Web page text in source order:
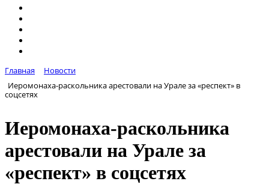
Главная
Новости
Иеромонаха-раскольника арестовали на Урале за «респект» в
соцсетях
Иеромонаха-раскольника
арестовали на Урале за
«респект» в соцсетях